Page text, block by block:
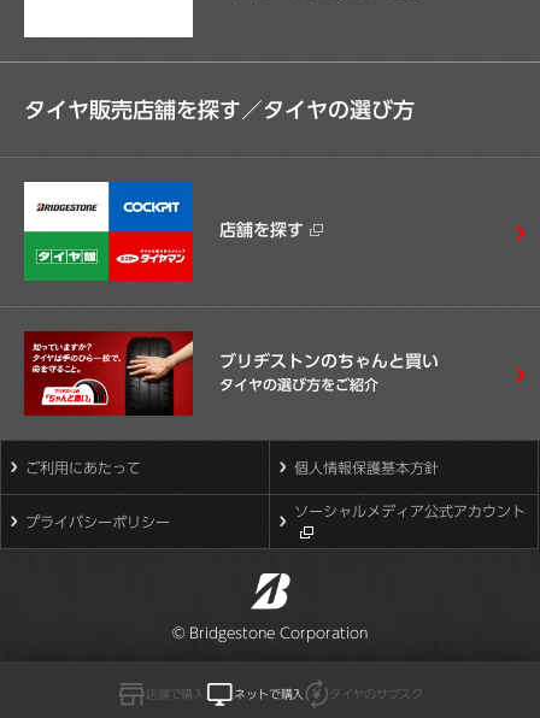
店舗で購入 ネットで購入 タイヤのサブスク
タイヤ販売店舗を探す／タイヤの選び方
店舗を探す
ブリヂストンのちゃんと買い
タイヤの選び方をご紹介
ご利用にあたって 個人情報保護基本方針
プライバシーポリシー
ソーシャルメディア公式アカウント
© Bridgestone Corporation